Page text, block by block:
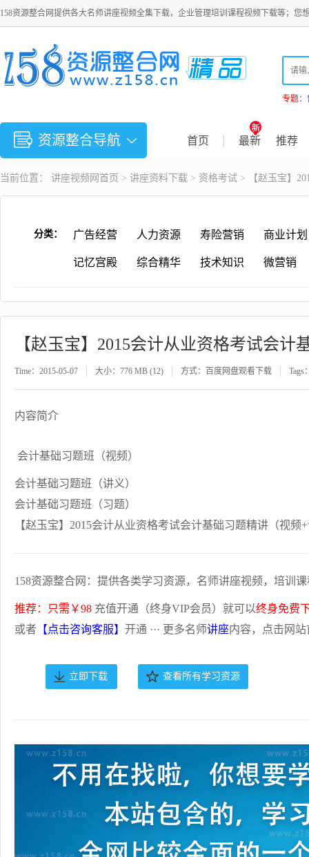
158资源整合网提供各大名师讲座视频全集下载，企业管理培训课程视频下载等；您
专题：
资源整合导航 首页 最新 推荐
当前位置： 讲座视频 网首页 > 讲座资料下载 > 资格考试 > 【赵玉宝】
分类： 广告经营 人力资源 寿险营销 商业计划
记忆宫殿 综合精华 技术知识 微营销
【赵玉宝】2015会计从业资格考试会
Time：2015-05-07 大小：776 MB (12) 方式：百度网盘观看下载 Tags
内容简介
会计基础习题班（视频）
会计基础习题班（讲义）
会计基础习题班（习题）
【赵玉宝】2015会计从业资格考试会计基础习题精讲（视频
158资源整合网：提供各类学习资源，名师讲座视频，培训
推荐：只需￥98 充值开通（终身VIP会员）就可以终身免费
或者 【点击咨询客服】 开通 ··· 更多名师讲座内容，点击网
立即下载 查看所有学习资源